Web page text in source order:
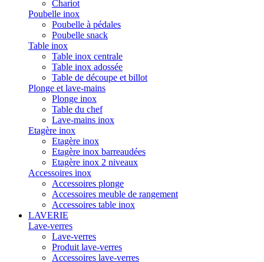
Chariot
Poubelle inox
Poubelle à pédales
Poubelle snack
Table inox
Table inox centrale
Table inox adossée
Table de découpe et billot
Plonge et lave-mains
Plonge inox
Table du chef
Lave-mains inox
Etagère inox
Etagère inox
Etagère inox barreaudées
Etagère inox 2 niveaux
Accessoires inox
Accessoires plonge
Accessoires meuble de rangement
Accessoires table inox
LAVERIE
Lave-verres
Lave-verres
Produit lave-verres
Accessoires lave-verres